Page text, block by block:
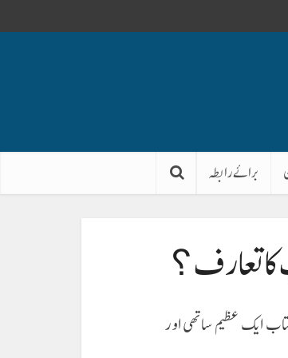
برائے رابطہ
کا تعارف ؟
ایک عظیم ساتھی اور